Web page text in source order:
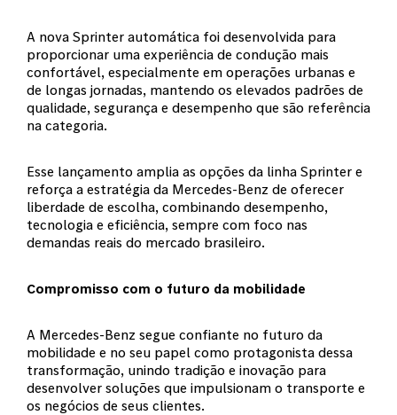
A nova Sprinter automática foi desenvolvida para
proporcionar uma experiência de condução mais
confortável, especialmente em operações urbanas e
de longas jornadas, mantendo os elevados padrões de
qualidade, segurança e desempenho que são referência
na categoria.
Esse lançamento amplia as opções da linha Sprinter e
reforça a estratégia da Mercedes-Benz de oferecer
liberdade de escolha, combinando desempenho,
tecnologia e eficiência, sempre com foco nas
demandas reais do mercado brasileiro.
Compromisso com o futuro da mobilidade
A Mercedes-Benz segue confiante no futuro da
mobilidade e no seu papel como protagonista dessa
transformação, unindo tradição e inovação para
desenvolver soluções que impulsionam o transporte e
os negócios de seus clientes.